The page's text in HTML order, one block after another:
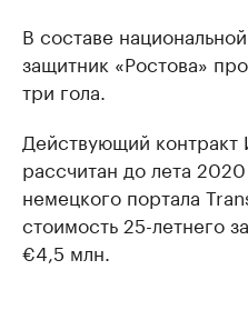
В составе
защитник «Ростова»
три гола.
Действующий контракт
рассчитан до лета
немецкого портала
стоимость 25-летнего
€4,5 млн.